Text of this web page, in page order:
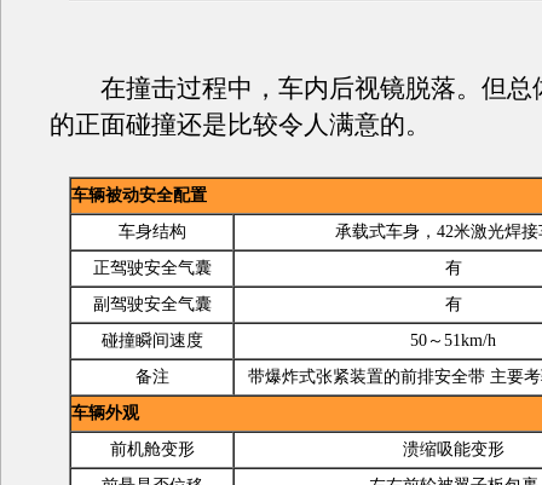
在撞击过程中，车内后视镜脱落。但总
的正面碰撞还是比较令人满意的。
车辆被动安全配置
车身结构
承载式车身，42米激光焊接
正驾驶安全气囊
有
副驾驶安全气囊
有
碰撞瞬间速度
50～51km/h
备注
带爆炸式张紧装置的前排安全带 主要
车辆外观
前机舱变形
溃缩吸能变形